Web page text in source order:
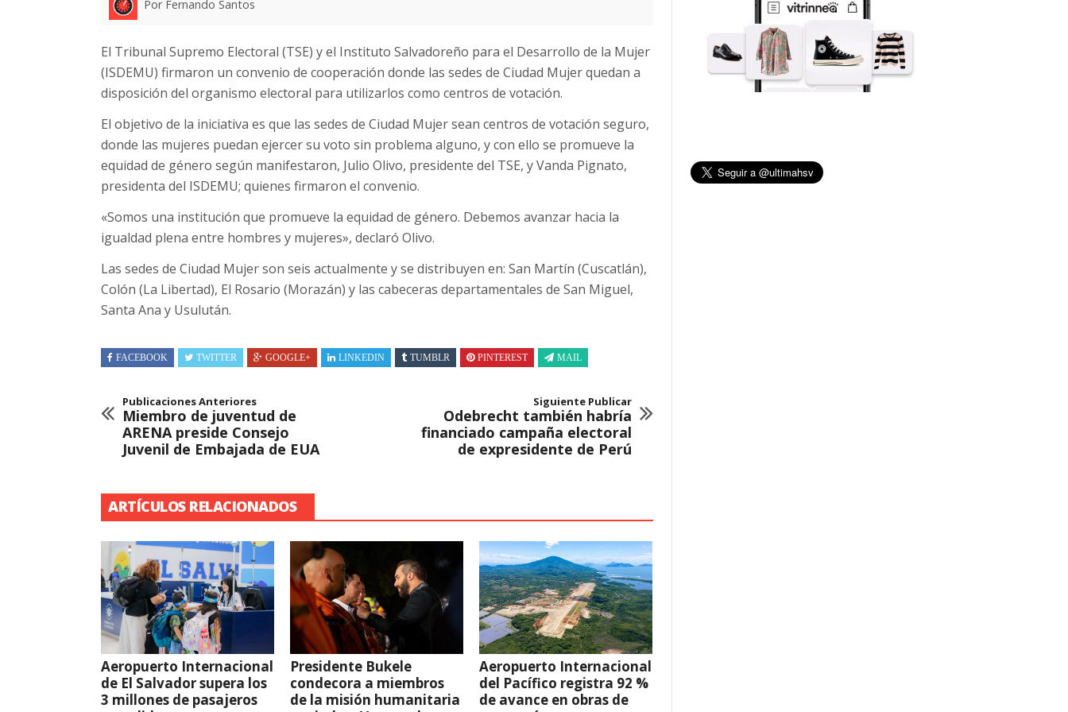
Por Fernando Santos
El Tribunal Supremo Electoral (TSE) y el Instituto Salvadoreño para el Desarrollo de la Mujer
(ISDEMU) firmaron un convenio de cooperación donde las sedes de Ciudad Mujer quedan a
disposición del organismo electoral para utilizarlos como centros de votación.
El objetivo de la iniciativa es que las sedes de Ciudad Mujer sean centros de votación seguro,
donde las mujeres puedan ejercer su voto sin problema alguno, y con ello se promueve la
equidad de género según manifestaron, Julio Olivo, presidente del TSE, y Vanda Pignato,
presidenta del ISDEMU; quienes firmaron el convenio.
«Somos una institución que promueve la equidad de género. Debemos avanzar hacia la
igualdad plena entre hombres y mujeres», declaró Olivo.
Las sedes de Ciudad Mujer son seis actualmente y se distribuyen en: San Martín (Cuscatlán),
Colón (La Libertad), El Rosario (Morazán) y las cabeceras departamentales de San Miguel,
Santa Ana y Usulután.
FACEBOOK TWITTER GOOGLE+ LINKEDIN TUMBLR PINTEREST MAIL
Publicaciones Anteriores
Miembro de juventud de
ARENA preside Consejo
Juvenil de Embajada de EUA
Siguiente Publicar
Odebrecht también habría
financiado campaña electoral
de expresidente de Perú
ARTÍCULOS RELACIONADOS
Aeropuerto Internacional
de El Salvador supera los
3 millones de pasajeros
Presidente Bukele
condecora a miembros
de la misión humanitaria
Aeropuerto Internacional
del Pacífico registra 92 %
de avance en obras de